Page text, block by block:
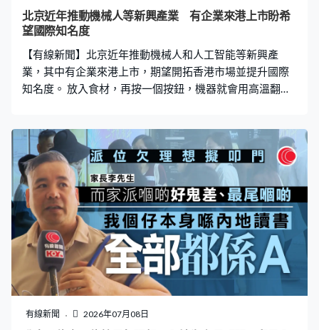
北京近年推動機械人等新興產業 有企業來港上市盼希
望國際知名度
【有線新聞】北京近年推動機械人和人工智能等新興產
業，其中有企業來港上市，期望開拓香港市場並提升國際
知名度。 放入食材，再按一個按鈕，機器就會用高溫翻
房，只需要一人操作，每小時就能製作400份小菜。雲迹
科技後勤組人員吳先生：「比人的做出來的份量要好吃，
最起碼它跟大廚沒有任何可比性了，它比大廚還好，因為
咱們大廚的費用太高、工資太高，我們這個機器省錢、省
事、省力。」這部炒菜機械人內置300多款食譜，例如辣
椒炒肉、宮保雞丁等，都可以在5分鐘內完成。 洗衣亦可
以智能化，同樣應用於酒店的單臂機械人，可以處理洗
衣、烘乾、收衣等任務。還有這個送貨機械人，懂得主動
避開人群，現時應用在全球超過4萬間酒店和200間醫院。
為進一步拓展業務，雲迹科技去年到香港上市，藉此與香
港企業合作並提升國際知名度。雲迹科技首席發展官謝雲
有線新聞 2026年07月08日